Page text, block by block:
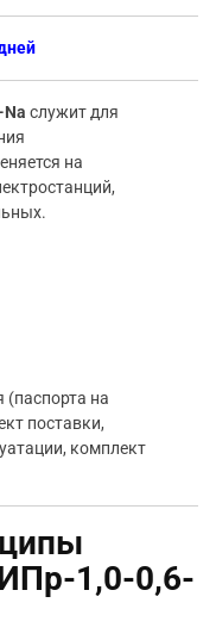
служит для
на
(паспорта на
поставки,
комплект
1,0-0,6-